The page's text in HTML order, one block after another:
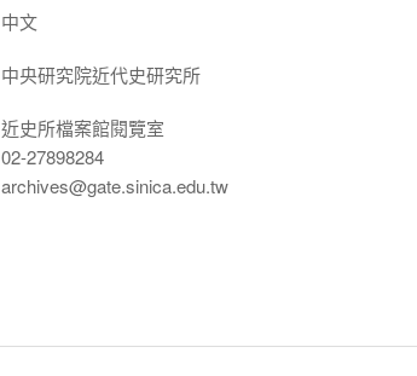
中文
中央研究院近代史研究所
近史所檔案館閱覽室
02-27898284
archives@gate.sinica.edu.tw